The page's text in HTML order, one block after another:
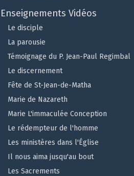
Enseignements Vidéos
Le disciple
La parousie
Témoignage du P. Jean-Paul Regimbal
Le discernement
Fête de St-Jean-de-Matha
Marie de Nazareth
Marie L'immaculée Conception
Le rédempteur de l'homme
Les ministères dans l'Église
Il nous aima jusqu'au bout
Les Sacrements